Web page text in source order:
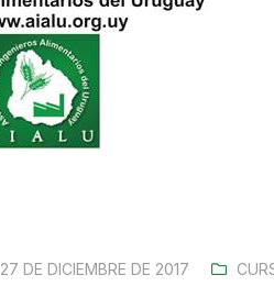
27 DE DICIEMBRE DE 2017